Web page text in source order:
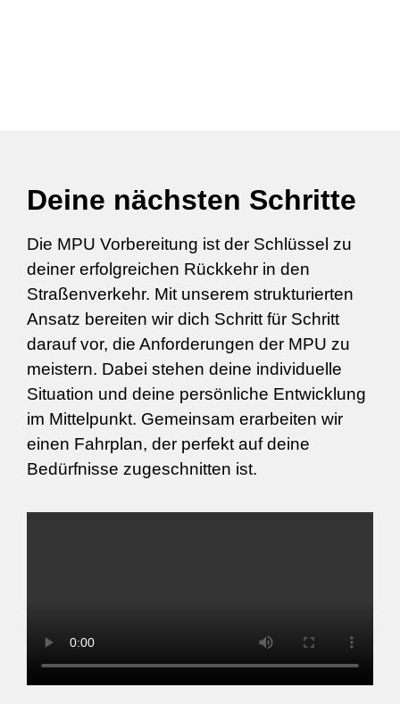
Deine nächsten Schritte
Die MPU Vorbereitung ist der Schlüssel zu
deiner erfolgreichen Rückkehr in den
Straßenverkehr. Mit unserem strukturierten
Ansatz bereiten wir dich Schritt für Schritt
darauf vor, die Anforderungen der MPU zu
meistern. Dabei stehen deine individuelle
Situation und deine persönliche Entwicklung
im Mittelpunkt. Gemeinsam erarbeiten wir
einen Fahrplan, der perfekt auf deine
Bedürfnisse zugeschnitten ist.